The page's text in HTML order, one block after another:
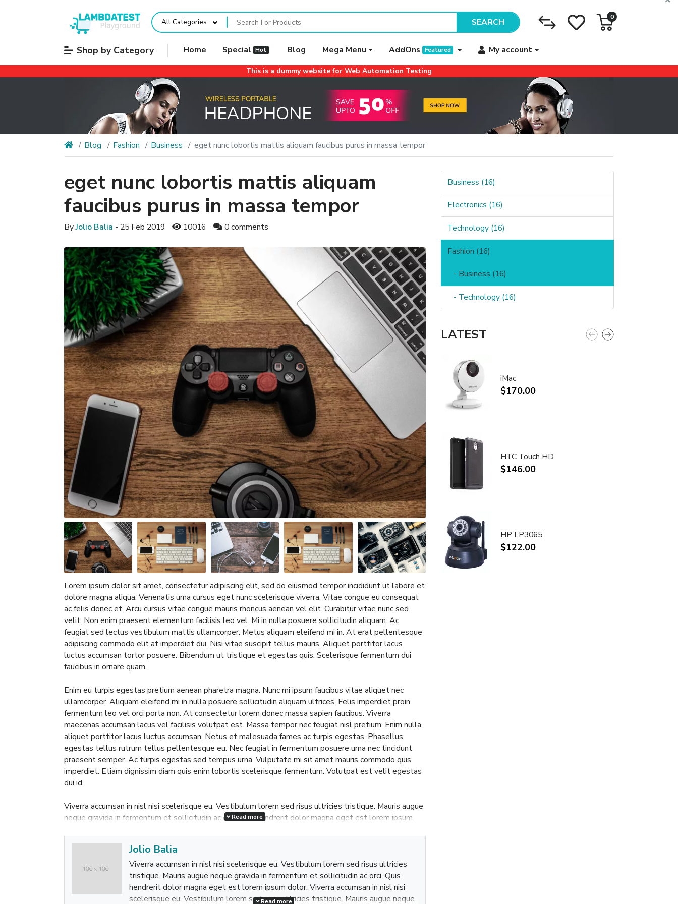
All Categories SEARCH 0
Shop by Category Home Special Hot Blog Mega Menu AddOns Featured My account
This is a dummy website for Web Automation Testing
Blog Fashion Business eget nunc lobortis mattis aliquam faucibus purus in massa tempor
eget nunc lobortis mattis aliquam
faucibus purus in massa tempor
ByJolio Balia - 25 Feb 2019 10016 0 comments
Lorem ipsum dolor sit amet, consectetur adipiscing elit, sed do eiusmod tempor incididunt ut labore et
dolore magna aliqua. Venenatis urna cursus eget nunc scelerisque viverra. Vitae congue eu consequat
ac felis donec et. Arcu cursus vitae congue mauris rhoncus aenean vel elit. Curabitur vitae nunc sed
velit. Non enim praesent elementum facilisis leo vel. Mi in nulla posuere sollicitudin aliquam. Ac
feugiat sed lectus vestibulum mattis ullamcorper. Metus aliquam eleifend mi in. At erat pellentesque
adipiscing commodo elit at imperdiet dui. Nisi vitae suscipit tellus mauris. Aliquet porttitor lacus
luctus accumsan tortor posuere. Bibendum ut tristique et egestas quis. Scelerisque fermentum dui
faucibus in ornare quam.
Enim eu turpis egestas pretium aenean pharetra magna. Nunc mi ipsum faucibus vitae aliquet nec
ullamcorper. Aliquam eleifend mi in nulla posuere sollicitudin aliquam ultrices. Felis imperdiet proin
fermentum leo vel orci porta non. At consectetur lorem donec massa sapien faucibus. Viverra
maecenas accumsan lacus vel facilisis volutpat est. Massa tempor nec feugiat nisl pretium. Enim nulla
aliquet porttitor lacus luctus accumsan. Netus et malesuada fames ac turpis egestas. Phasellus
egestas tellus rutrum tellus pellentesque eu. Nec feugiat in fermentum posuere urna nec tincidunt
praesent semper. Ac turpis egestas sed tempus urna. Vulputate mi sit amet mauris commodo quis
imperdiet. Etiam dignissim diam quis enim lobortis scelerisque fermentum. Volutpat est velit egestas
dui id.
Viverra accumsan in nisl nisi scelerisque eu. Vestibulum lorem sed risus ultricies tristique. Mauris augue
neque gravida in fermentum et sollicitudin ac orci. Quis hendrerit dolor magna eget est lorem ipsum
velit scelerisque in dictum non consectetur a erat. Sapien et ligula ullamcorper malesuada proin libero
nunc consequat interdum. Sit amet consectetur adipiscing elit duis tristique sollicitudin nibh. Aliquam
ultrices sagittis orci a scelerisque purus semper eget. Mauris in aliquam sem fringilla ut morbi tincidunt
Et malesuada fames ac turpis egestas. Pretium nibh ipsum consequat nisl vel pretium lectus. Molestie
Read more
Jolio Balia
Viverra accumsan in nisl nisi scelerisque eu. Vestibulum lorem sed risus ultricies
tristique. Mauris augue neque gravida in fermentum et sollicitudin ac orci. Quis
hendrerit dolor magna eget est lorem ipsum dolor. Viverra accumsan in nisl nisi
scelerisque eu. Vestibulum lorem sed risus ultricies tristique. Mauris augue neque
Read more
Business (16)
Electronics (16)
Technology (16)
Fashion (16)
- Business (16)
- Technology (16)
LATEST
iMac
$170.00
HTC Touch HD
$146.00
HP LP3065
$122.00